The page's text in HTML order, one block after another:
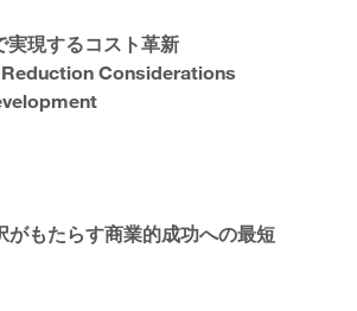
実現するコスト革新
Considerations
もたらす商業的成功への最短